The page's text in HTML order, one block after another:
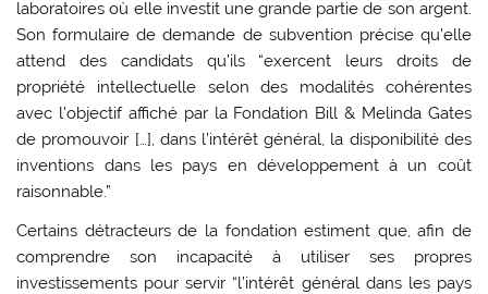
laboratoires où elle investit une grande partie de son argent.
Son formulaire de demande de subvention précise qu’elle
attend des candidats qu’ils “exercent leurs droits de
propriété intellectuelle selon des modalités cohérentes
avec l’objectif affiché par la Fondation Bill & Melinda Gates
de promouvoir […], dans l’intérêt général, la disponibilité des
inventions dans les pays en développement à un coût
raisonnable.”
Certains détracteurs de la fondation estiment que, afin de
comprendre son incapacité à utiliser ses propres
investissements pour servir “l’intérêt général dans les pays